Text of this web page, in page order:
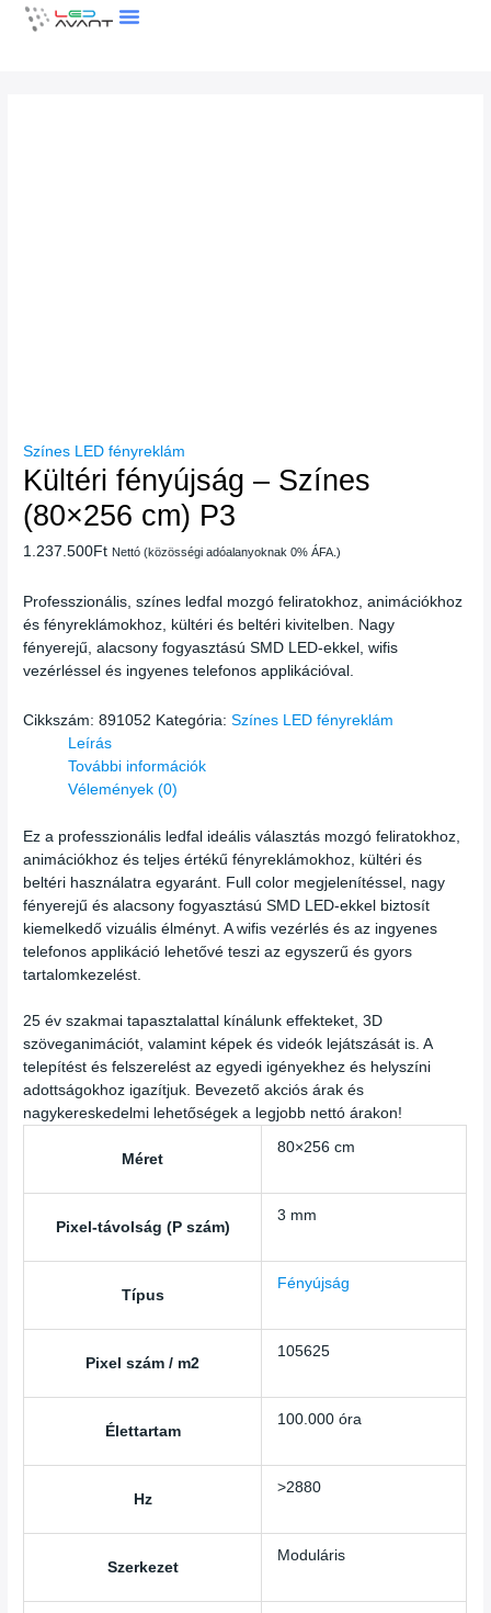
Skip
Színes LED fényreklám
Kültéri fényújság – Színes
(80×256 cm) P3
1.237.500Ft Nettó (közösségi adóalanyoknak 0% ÁFA.)
Professzionális, színes ledfal mozgó feliratokhoz, animációkhoz
és fényreklámokhoz, kültéri és beltéri kivitelben. Nagy
fényerejű, alacsony fogyasztású SMD LED-ekkel, wifis
vezérléssel és ingyenes telefonos applikációval.
Cikkszám:891052 Kategória:Színes LED fényreklám
Leírás
További információk
Vélemények (0)
Ez a professzionális ledfal ideális választás mozgó feliratokhoz,
animációkhoz és teljes értékű fényreklámokhoz, kültéri és
beltéri használatra egyaránt. Full color megjelenítéssel, nagy
fényerejű és alacsony fogyasztású SMD LED-ekkel biztosít
kiemelkedő vizuális élményt. A wifis vezérlés és az ingyenes
telefonos applikáció lehetővé teszi az egyszerű és gyors
tartalomkezelést.
25 év szakmai tapasztalattal kínálunk effekteket, 3D
szöveganimációt, valamint képek és videók lejátszását is. A
telepítést és felszerelést az egyedi igényekhez és helyszíni
adottságokhoz igazítjuk. Bevezető akciós árak és
nagykereskedelmi lehetőségek a legjobb nettó árakon!
Méret
80×256 cm
Pixel-távolság (P szám)
3 mm
Típus
Fényújság
Pixel szám / m2
105625
Élettartam
100.000 óra
Hz
>2880
Szerkezet
Moduláris